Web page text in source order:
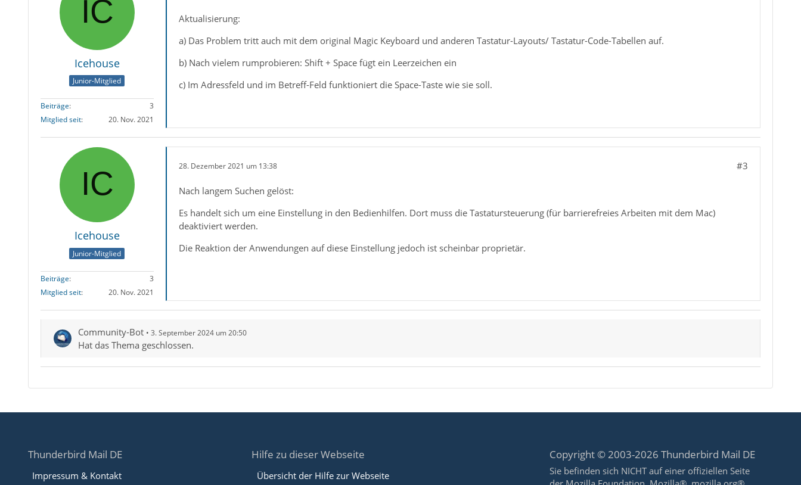
Icehouse
Junior-Mitglied
Beiträge
3
Mitglied seit
20. Nov. 2021
Aktualisierung:
a) Das Problem tritt auch mit dem original Magic Keyboard und anderen Tastatur-Layouts/ Tastatur-Code-Tabellen auf.
b) Nach vielem rumprobieren: Shift + Space fügt ein Leerzeichen ein
c) Im Adressfeld und im Betreff-Feld funktioniert die Space-Taste wie sie soll.
Icehouse
Junior-Mitglied
Beiträge
3
Mitglied seit
20. Nov. 2021
28. Dezember 2021 um 13:38 #3
Nach langem Suchen gelöst:
Es handelt sich um eine Einstellung in den Bedienhilfen. Dort muss die Tastatursteuerung (für barrierefreies Arbeiten mit dem Mac)
deaktiviert werden.
Die Reaktion der Anwendungen auf diese Einstellung jedoch ist scheinbar proprietär.
Community-Bot 3. September 2024 um 20:50
Hat das Thema geschlossen.
Thunderbird Mail DE
Impressum & Kontakt
Hilfe zu dieser Webseite
Übersicht der Hilfe zur Webseite
Copyright © 2003-2026 Thunderbird Mail DE
Sie befinden sich NICHT auf einer offiziellen Seite